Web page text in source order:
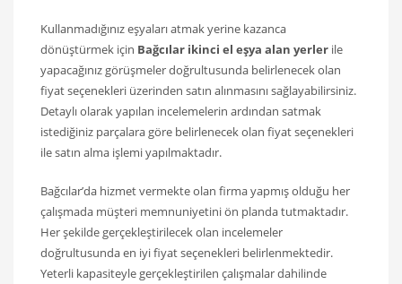
Kullanmadığınız eşyaları atmak yerine kazanca
dönüştürmek için Bağcılar ikinci el eşya alan yerler ile
yapacağınız görüşmeler doğrultusunda belirlenecek olan
fiyat seçenekleri üzerinden satın alınmasını sağlayabilirsiniz.
Detaylı olarak yapılan incelemelerin ardından satmak
istediğiniz parçalara göre belirlenecek olan fiyat seçenekleri
ile satın alma işlemi yapılmaktadır.
Bağcılar’da hizmet vermekte olan firma yapmış olduğu her
çalışmada müşteri memnuniyetini ön planda tutmaktadır.
Her şekilde gerçekleştirilecek olan incelemeler
doğrultusunda en iyi fiyat seçenekleri belirlenmektedir.
Yeterli kapasiteyle gerçekleştirilen çalışmalar dahilinde